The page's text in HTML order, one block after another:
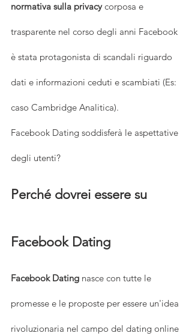
normativa sulla privacy corposa e
trasparente nel corso degli anni Facebook
è stata protagonista di scandali riguardo
dati e informazioni ceduti e scambiati (Es:
caso Cambridge Analitica).
Facebook Dating soddisferà le aspettative
degli utenti?
Perché dovrei essere su
Facebook Dating
Facebook Dating nasce con tutte le
promesse e le proposte per essere un'idea
rivoluzionaria nel campo del dating online